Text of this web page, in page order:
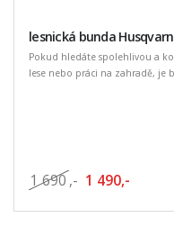
lesnická bunda
Pokud hledáte spolehlivou a
lese nebo práci na zahradě, je
1 690 ,- 1 490,-